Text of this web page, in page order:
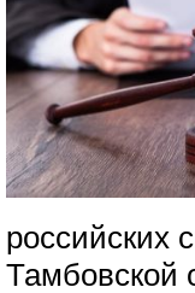
российских
Тамбовской